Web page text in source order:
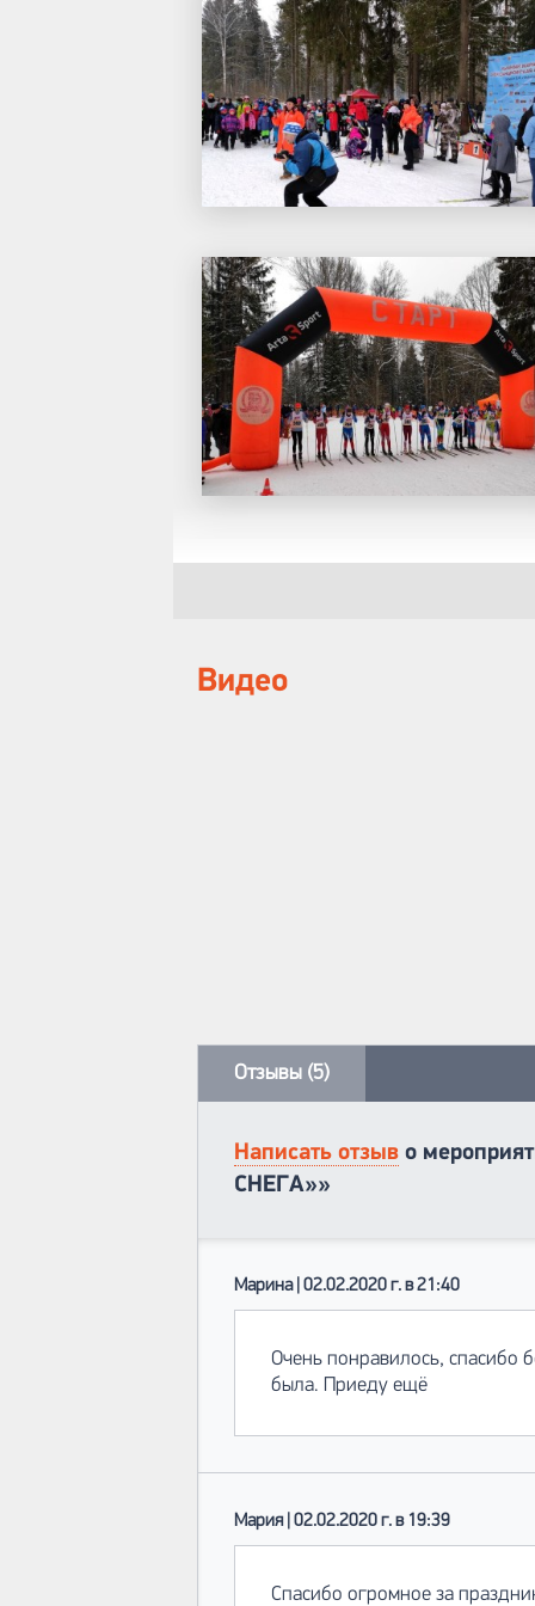
Видео
Отзывы (5)
Написать отзыв о
СНЕГА»»
Марина | 02.02.2020 г. в 21:40
Очень понравилось, спасибо
была. Приеду ещё
Мария | 02.02.2020 г. в 19:39
Спасибо огромное за